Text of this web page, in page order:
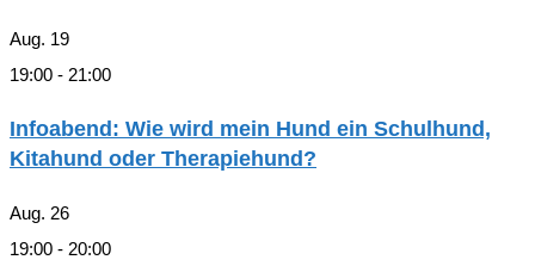
Aug. 19
19:00 - 21:00
Infoabend: Wie wird mein Hund ein Schulhund,
Kitahund oder Therapiehund?
Aug. 26
19:00 - 20:00